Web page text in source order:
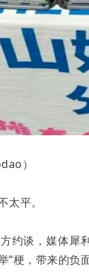
）
平。
约谈，媒体犀
梗，带来的负